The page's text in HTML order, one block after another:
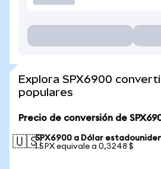
Explora SPX6900
populares
Precio de conversión de
🇺🇸SPX6900 a Dólar
1 SPX equivale a 0,3248 $